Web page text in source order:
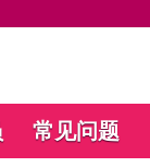
常见问题